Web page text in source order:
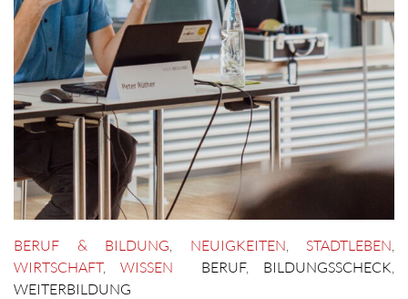
BERUF & BILDUNG NEUIGKEITEN STADTLEBEN
WIRTSCHAFT, WISSEN BERUF, BILDUNGSSCHECK
WEITERBILDUNG